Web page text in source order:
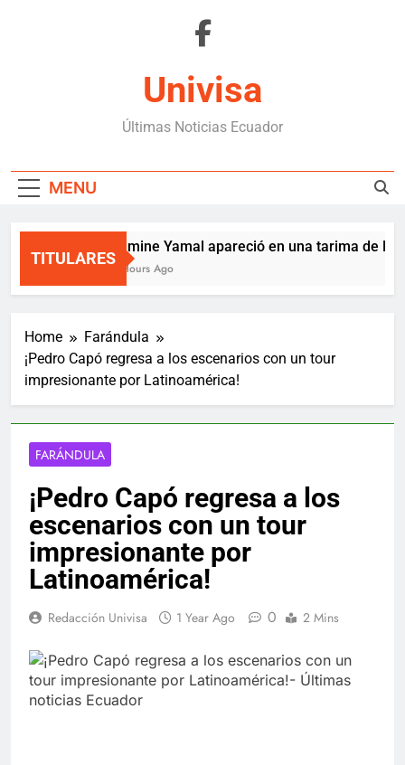
Univisa
Últimas Noticias Ecuador
MENU
TITULARES
Lamine Yamal apareció en una tarima de
6 Hours Ago
Home
Farándula
¡Pedro Capó regresa a los escenarios con un tour
impresionante por Latinoamérica!
FARÁNDULA
¡Pedro Capó regresa a los
escenarios con un tour
impresionante por
Latinoamérica!
Redacción Univisa 1 Year Ago 0 2 Mins